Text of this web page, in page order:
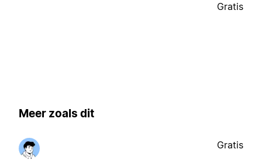
Gratis
Meer zoals dit
Gratis